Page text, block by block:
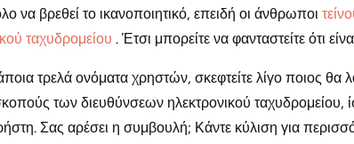
να βρεθεί το ικανοποιητικό, επειδή οι άνθρωποι
ταχυδρομείου . Έτσι μπορείτε να φανταστείτε ότι
τρελά ονόματα χρηστών, σκεφτείτε λίγο ποιος θα
των διευθύνσεων ηλεκτρονικού ταχυδρομείου,
Σας αρέσει η συμβουλή; Κάντε κύλιση για